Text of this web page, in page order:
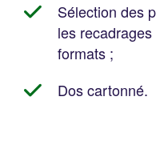
Sélection des
les
formats ;
Dos cartonné.